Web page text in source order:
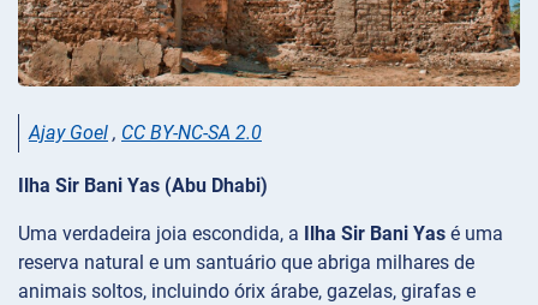
Ajay Goel , CC BY-NC-SA 2.0
Ilha Sir Bani Yas (Abu Dhabi)
Uma verdadeira joia escondida, a Ilha Sir Bani Yas é uma
reserva natural e um santuário que abriga milhares de
animais soltos, incluindo órix árabe, gazelas, girafas e